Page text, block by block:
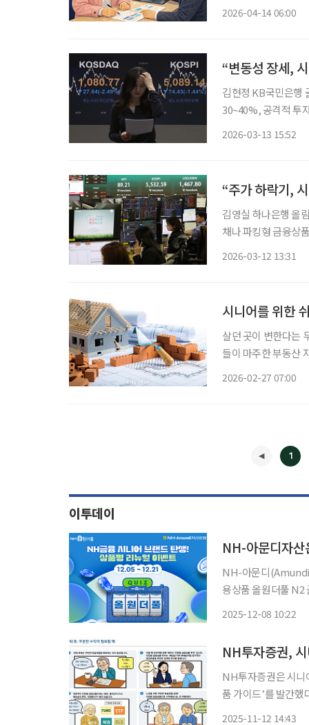
2026-04-14 06:00
“변동성 장세,
김현정 KB국민은행 골
30~40%, 공격적 투자자 10~20% 현
2026-03-13 15:52
“주가 하락기,
김영실 하나은행 올
채나 파킹형 금융상품 활용해 유동성
2026-03-12 13:31
시니어를 위한
살던 곳이 변한다는
들이 마주한 부동산
2026-02-27 07:00
1
이투데이
NH-아문디자산
NH-아문디
용상품 올원더풀 N2 글
2025-12-08 10:22
NH투자증권, 시
NH투자증권은 시니
품 가이드’를 발간
2025-11-12 14:43